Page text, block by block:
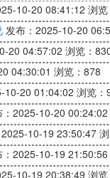
鐨勮洡锜
屾棤绌峰ぇ閬擄
炰釜閿ゅ瓙
侀噸鐢熴佺郴
鍙鏄涓涓寰堟
『涔嬭呮畳锛岀
10-20 08:41:12 浏
发布：2025-10-20
20 04:57:02 浏览：
04:30:01 浏览：878
10-20 01:04:02 浏览：
：2025-10-20 00:24:02
10-19 23:50:47
：2025-10-19 21:50:56
10-19 20:38:49 浏